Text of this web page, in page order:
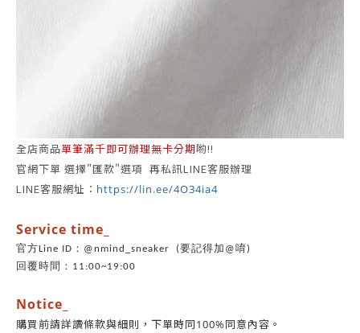
全店商品單筆滿千即可辦理無卡分期喲!!
官網下單 選擇"匯款"選項 再私訊LINE客服辦理
LINE客服網址： https://lin.ee/4O34ia4
Service time_
官方Line ID：@nmind_sneaker (要記得加@唷)
回覆時間：11:00~19:00
Notice_
購買前請詳讀條款與細則， 下單時同100%同意內容。